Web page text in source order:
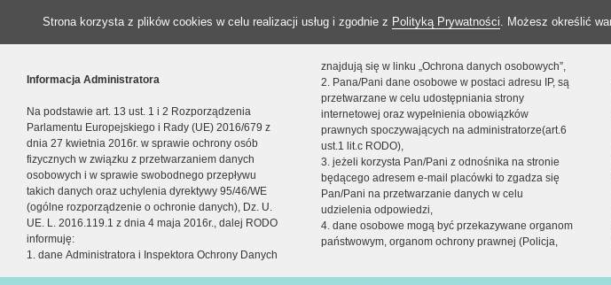
Strona korzysta z plików cookies w celu realizacji usług i zgodnie z Polityką Prywatności. Możesz określić
Informacja Administratora
Na podstawie art. 13 ust. 1 i 2 Rozporządzenia
Parlamentu Europejskiego i Rady (UE) 2016/679 z
dnia 27 kwietnia 2016r. w sprawie ochrony osób
fizycznych w związku z przetwarzaniem danych
osobowych i w sprawie swobodnego przepływu
takich danych oraz uchylenia dyrektywy 95/46/WE
(ogólne rozporządzenie o ochronie danych), Dz. U.
UE. L. 2016.119.1 z dnia 4 maja 2016r., dalej RODO
informuję:
1. dane Administratora i Inspektora Ochrony Danych
znajdują się w linku „Ochrona danych osobowych”,
2. Pana/Pani dane osobowe w postaci adresu IP, są
przetwarzane w celu udostępniania strony
internetowej oraz wypełnienia obowiązków
prawnych spoczywających na administratorze(art.6
ust.1 lit.c RODO),
3. jeżeli korzysta Pan/Pani z odnośnika na stronie
będącego adresem e-mail placówki to zgadza się
Pan/Pani na przetwarzanie danych w celu
udzielenia odpowiedzi,
4. dane osobowe mogą być przekazywane organom
państwowym, organom ochrony prawnej (Policja,